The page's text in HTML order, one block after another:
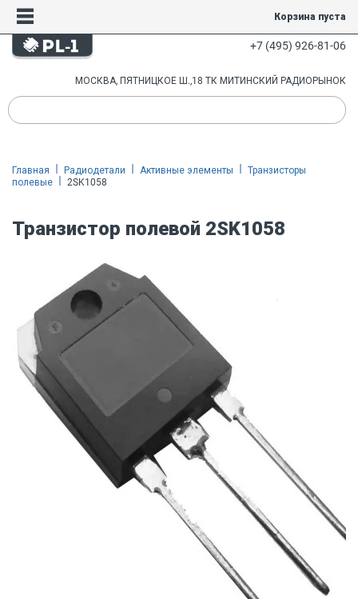
Корзина пуста
+7 (495) 926-81-06
МОСКВА, ПЯТНИЦКОЕ Ш.,18 ТК МИТИНСКИЙ РАДИОРЫНОК
Главная Радиодетали Активные элементы
Транзисторы
полевые
2SK1058
Транзистор полевой 2SK1058